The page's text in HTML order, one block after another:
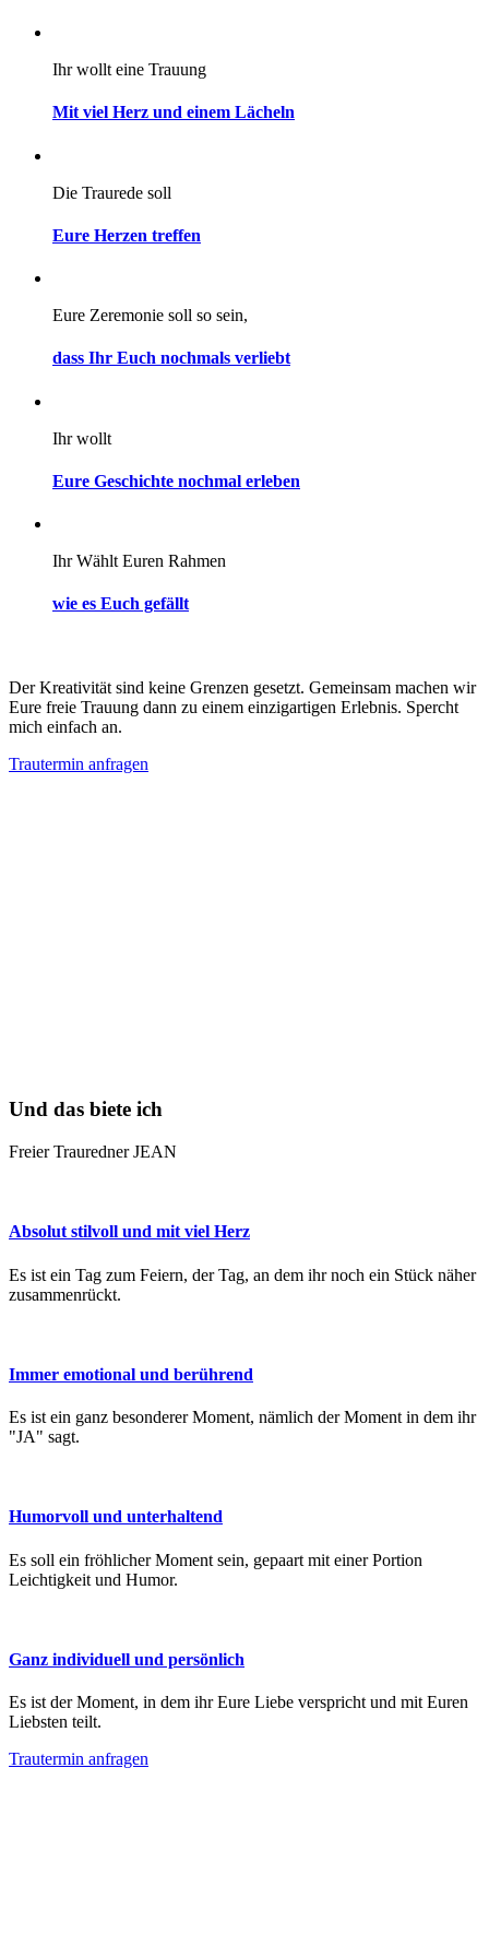
Ihr wollt eine Trauung
Mit viel Herz und einem Lächeln
Die Traurede soll
Eure Herzen treffen
Eure Zeremonie soll so sein,
dass Ihr Euch nochmals verliebt
Ihr wollt
Eure Geschichte nochmal erleben
Ihr Wählt Euren Rahmen
wie es Euch gefällt
Der Kreativität sind keine Grenzen gesetzt. Gemeinsam machen wir
Eure freie Trauung dann zu einem einzigartigen Erlebnis. Spercht
mich einfach an.
Trautermin anfragen
Und das biete ich
Freier Trauredner JEAN
Absolut stilvoll und mit viel Herz
Es ist ein Tag zum Feiern, der Tag, an dem ihr noch ein Stück näher
zusammenrückt.
Immer emotional und berührend
Es ist ein ganz besonderer Moment, nämlich der Moment in dem ihr
"JA" sagt.
Humorvoll und unterhaltend
Es soll ein fröhlicher Moment sein, gepaart mit einer Portion
Leichtigkeit und Humor.
Ganz individuell und persönlich
Es ist der Moment, in dem ihr Eure Liebe verspricht und mit Euren
Liebsten teilt.
Trautermin anfragen